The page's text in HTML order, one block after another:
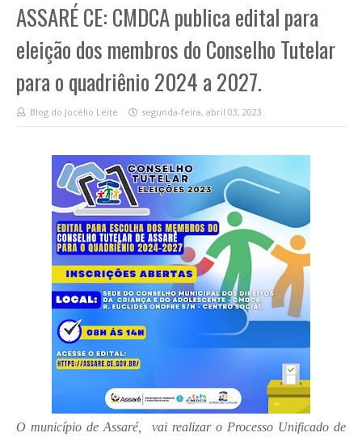
ASSARÉ CE: CMDCA publica edital para
eleição dos membros do Conselho Tutelar
para o quadriênio 2024 a 2027.
Blog do Jocélio Leite segunda-feira, abril 03, 2023
O município de Assaré, vai realizar o Processo Unificado de